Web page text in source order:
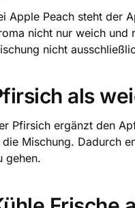
Apple Peach steht der
nicht nur weich und
nicht
als
Pfirsich ergänzt den
die Mischung. Dadurch
gehen.